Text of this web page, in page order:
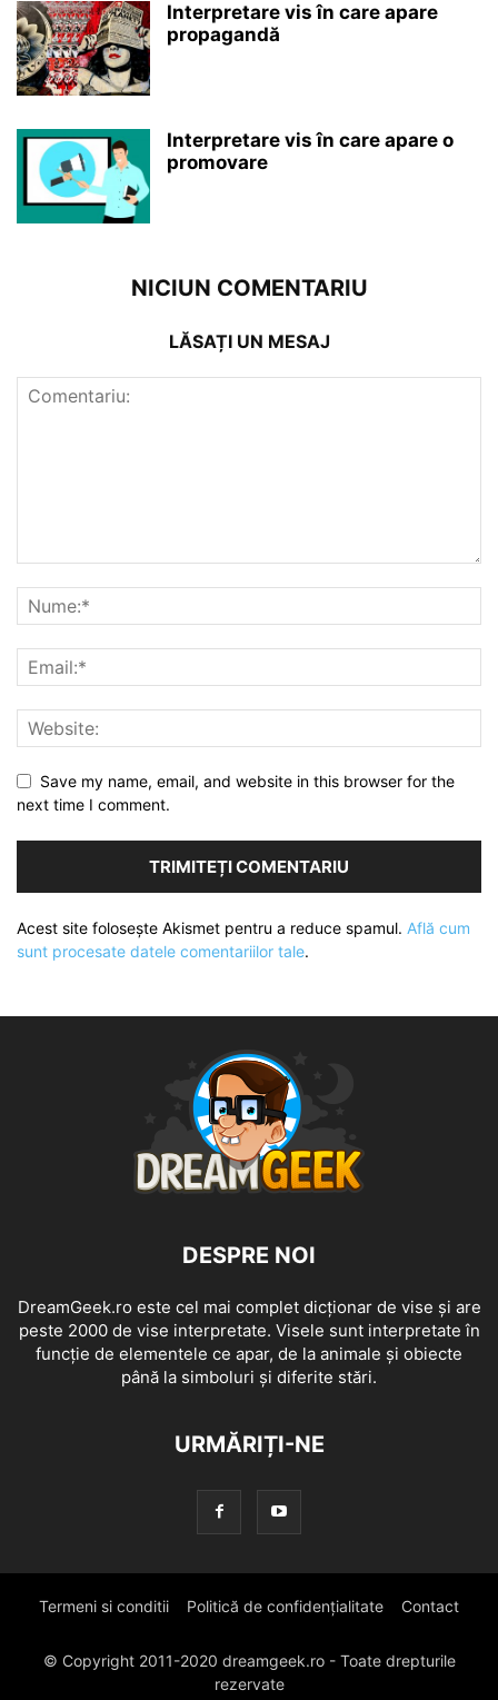
Interpretare vis în care apare
propagandă
Interpretare vis în care apare o
promovare
NICIUN COMENTARIU
LĂSAȚI UN MESAJ
Save my name, email, and website in this browser for the
next time I comment.
Acest site folosește Akismet pentru a reduce spamul. Află cum
sunt procesate datele comentariilor tale.
DESPRE NOI
DreamGeek.ro este cel mai complet dicționar de vise și are
peste 2000 de vise interpretate. Visele sunt interpretate în
funcție de elementele ce apar, de la animale și obiecte
până la simboluri și diferite stări.
URMĂRIȚI-NE
Termeni si conditii Politică de confidențialitate Contact
© Copyright 2011-2020 dreamgeek.ro - Toate drepturile
rezervate